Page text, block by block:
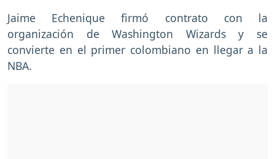
Jaime Echenique firmó contrato con la
organización de Washington Wizards y se
convierte en el primer colombiano en llegar a la
NBA.